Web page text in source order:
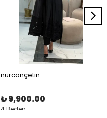
nurcançetin
₺ 9,900.00
4 Beden